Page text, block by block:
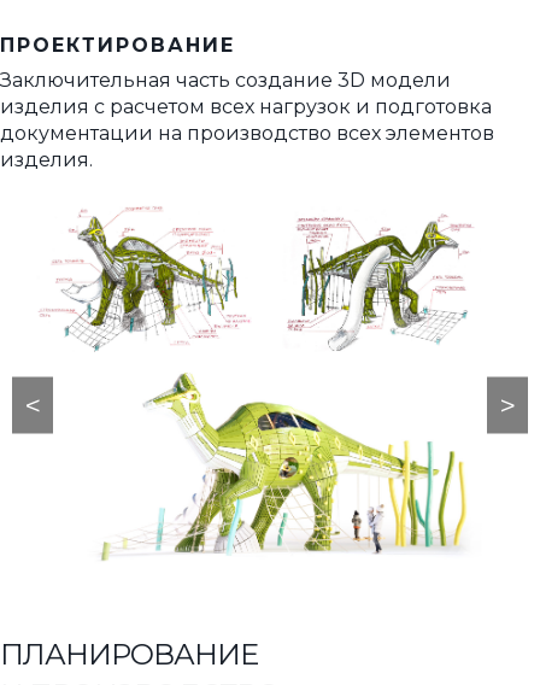
< >
ПРОЕКТИРОВАНИЕ
Заключительная часть создание 3D модели
изделия с расчетом всех нагрузок и подготовка
документации на производство всех элементов
изделия.
ПЛАНИРОВАНИЕ